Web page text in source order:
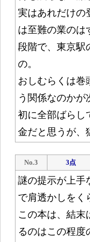
実はあれだけの
は至難の業のは
段階で、東京駅
の。
おしむらくは巻
う関係なのか
初に全部ばら
金だと思うが、
No.3 3点
謎の提示が上手
で肩透かしをく
この本は、結末
るのはこの程